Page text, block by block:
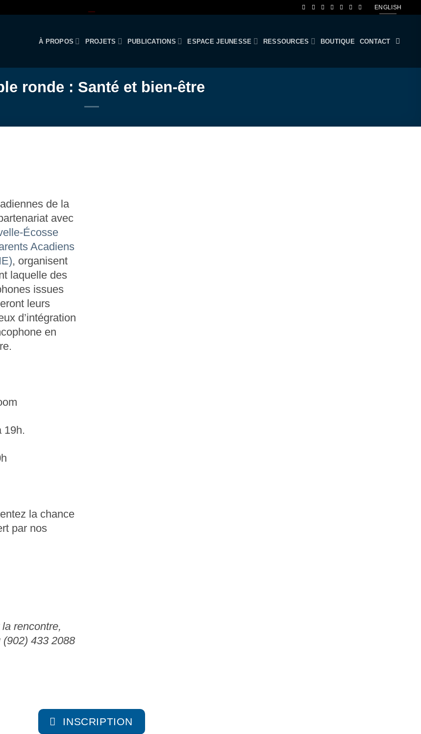
ENGLISH
À PROPOS PROJETS PUBLICATIONS ESPACE JEUNESSE RESSOURCES BOUTIQUE CONTACT
ronde : Santé et bien-être
de la
avec
Écosse
Acadiens
, organisent
laquelle des
issues
leurs
d’intégration
en
19h.
la chance
par nos
rencontre,
(902) 433 2088
INSCRIPTION